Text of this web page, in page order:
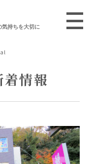
気持ちを大切に
情報